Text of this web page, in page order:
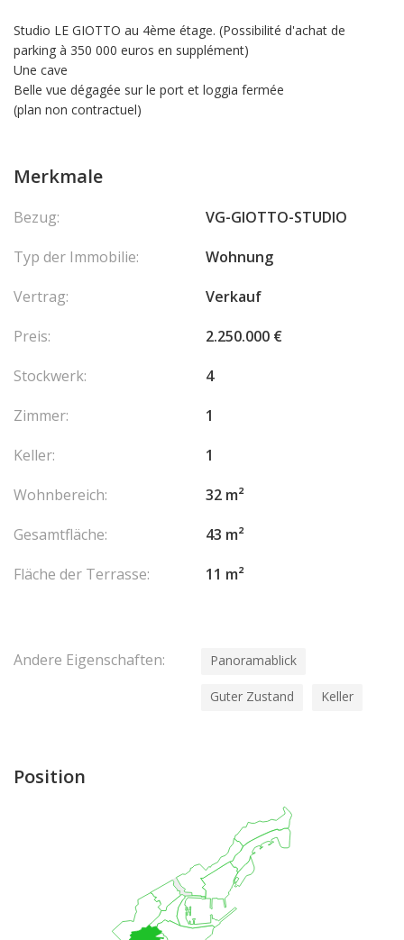
Studio LE GIOTTO au 4ème étage. (Possibilité d'achat de
parking à 350 000 euros en supplément)
Une cave
Belle vue dégagée sur le port et loggia fermée
(plan non contractuel)
Merkmale
Bezug:
VG-GIOTTO-STUDIO
Typ der Immobilie:
Wohnung
Vertrag:
Verkauf
Preis:
2.250.000 €
Stockwerk:
4
Zimmer:
1
Keller:
1
Wohnbereich:
32 m²
Gesamtfläche:
43 m²
Fläche der Terrasse:
11 m²
Andere Eigenschaften: Panoramablick
Guter Zustand Keller
Position